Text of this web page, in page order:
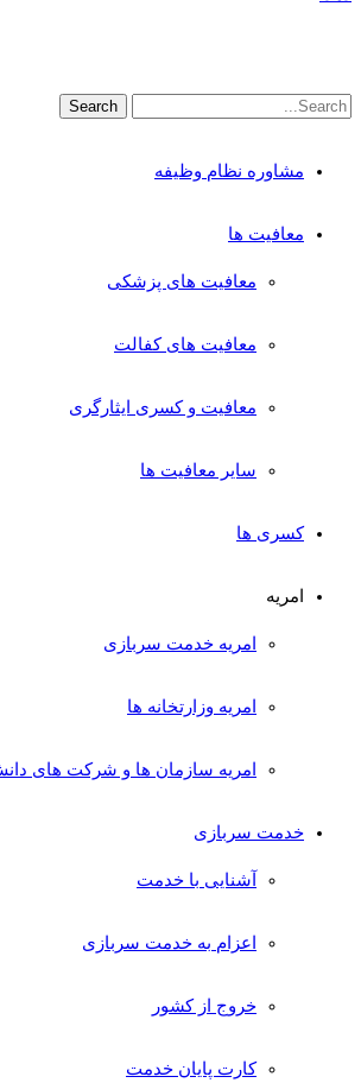
مشاوره نظام وظیفه
معافیت ها
معافیت های پزشکی
معافیت های کفالت
معافیت و کسری ایثارگری
سایر معافیت ها
کسری ها
امریه
امریه خدمت سربازی
امریه وزارتخانه ها
امریه سازمان ها و شرکت های دانش
خدمت سربازی
آشنایی با خدمت
اعزام به خدمت سربازی
خروج از کشور
کارت پایان خدمت